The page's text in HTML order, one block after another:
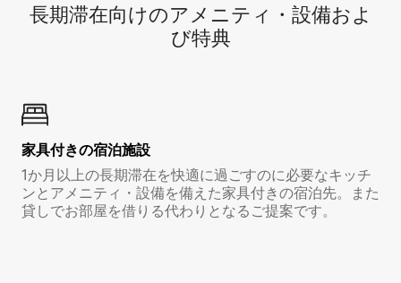
長期滞在向け⁠のア⁠メ⁠ニ⁠テ⁠ィ⁠・設⁠備⁠およ
び特⁠典
家具付き⁠の宿⁠泊⁠施⁠設
1か月以上の長期滞在を快適に過ごすのに必要なキッチ
ンとアメニティ・設備を備えた家具付きの宿泊先。また
貸しでお部屋を借りる代わりとなるご提案です。